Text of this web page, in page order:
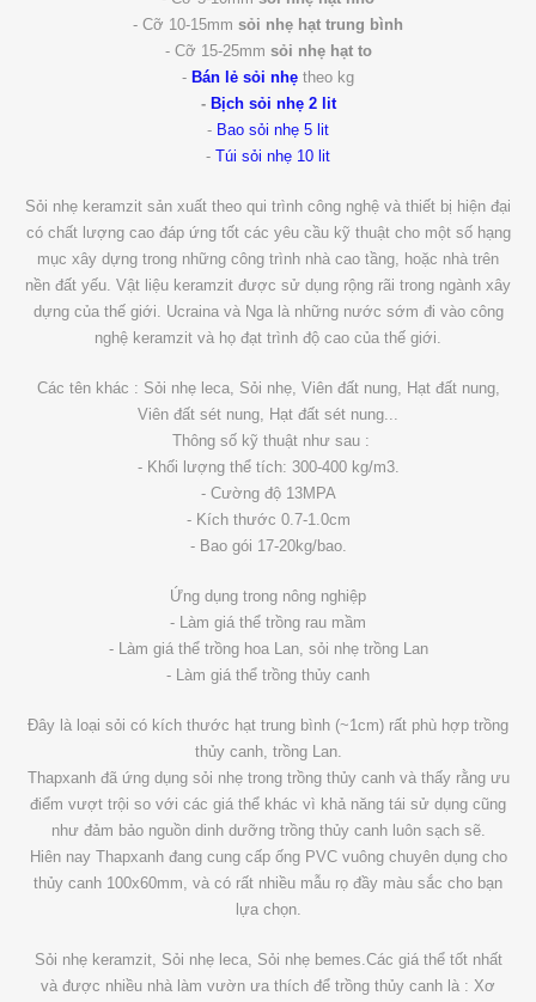
- Cỡ 10-15mm sỏi nhẹ hạt trung bình
- Cỡ 15-25mm sỏi nhẹ hạt to
- Bán lẻ sỏi nhẹ theo kg
- Bịch sỏi nhẹ 2 lit
- Bao sỏi nhẹ 5 lit
- Túi sỏi nhẹ 10 lit
Sỏi nhẹ keramzit sản xuất theo qui trình công nghệ và thiết bị hiện đại
có chất lượng cao đáp ứng tốt các yêu cầu kỹ thuật cho một số hạng
mục xây dựng trong những công trình nhà cao tầng, hoặc nhà trên
nền đất yếu. Vật liệu keramzit được sử dụng rộng rãi trong ngành xây
dựng của thế giới. Ucraina và Nga là những nước sớm đi vào công
nghệ keramzit và họ đạt trình độ cao của thế giới.
Các tên khác : Sỏi nhẹ leca, Sỏi nhẹ, Viên đất nung, Hạt đất nung,
Viên đất sét nung, Hạt đất sét nung...
Thông số kỹ thuật như sau :
- Khối lượng thể tích: 300-400 kg/m3.
- Cường độ 13MPA
- Kích thước 0.7-1.0cm
- Bao gói 17-20kg/bao.
Ứng dụng trong nông nghiệp
- Làm giá thể trồng rau mầm
- Làm giá thể trồng hoa Lan, sỏi nhẹ trồng Lan
- Làm giá thể trồng thủy canh
Đây là loại sỏi có kích thước hạt trung bình (~1cm) rất phù hợp trồng
thủy canh, trồng Lan.
Thapxanh đã ứng dụng sỏi nhẹ trong trồng thủy canh và thấy rằng ưu
điểm vượt trội so với các giá thể khác vì khả năng tái sử dụng cũng
như đảm bảo nguồn dinh dưỡng trồng thủy canh luôn sạch sẽ.
Hiên nay Thapxanh đang cung cấp ống PVC vuông chuyên dụng cho
thủy canh 100x60mm, và có rất nhiều mẫu rọ đầy màu sắc cho bạn
lựa chọn.
Sỏi nhẹ keramzit, Sỏi nhẹ leca, Sỏi nhẹ bemes.Các giá thể tốt nhất
và được nhiều nhà làm vườn ưa thích để trồng thủy canh là : Xơ